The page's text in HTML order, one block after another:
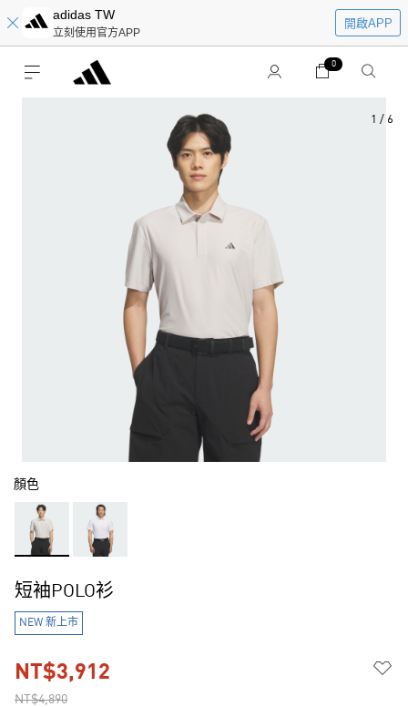
adidas TW
立刻使用官方APP
開啟APP
0
1 / 6
顏色
短袖POLO衫
NEW 新上市
NT$4,890
NT$3,912